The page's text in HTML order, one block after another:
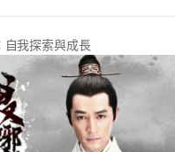
自我探索與成長